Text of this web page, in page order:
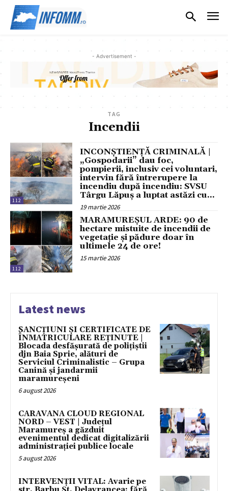
- Advertisement -
TAG
Incendii
112
INCONȘTIENȚĂ CRIMINALĂ |
„Gospodarii” dau foc,
pompierii, inclusiv cei voluntari,
intervin fără întrerupere la
incendiu după incendiu: SVSU
Târgu Lăpuș a luptat astăzi cu...
19 martie 2026
112
MARAMUREȘUL ARDE: 90 de
hectare mistuite de incendii de
vegetație și pădure doar în
ultimele 24 de ore!
15 martie 2026
Latest news
SANCȚIUNI ȘI CERTIFICATE DE
ÎNMATRICULARE REȚINUTE |
Blocada desfășurată de polițiștii
djn Baia Sprie, alături de
Serviciul Criminalistic – Grupa
Canină și jandarmii
maramureșeni
6 august 2026
CARAVANA CLOUD REGIONAL
NORD – VEST | Județul
Maramureș a găzduit
evenimentul dedicat digitalizării
administrației publice locale
5 august 2026
INTERVENȚII VITAL: Avarie pe